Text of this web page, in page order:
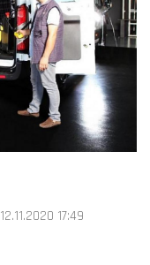
12.11.2020 17:49